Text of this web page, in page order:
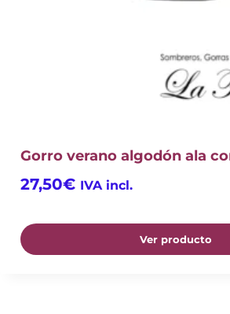
Gorro verano algodón ala
27,50€ IVA incl.
Ver producto